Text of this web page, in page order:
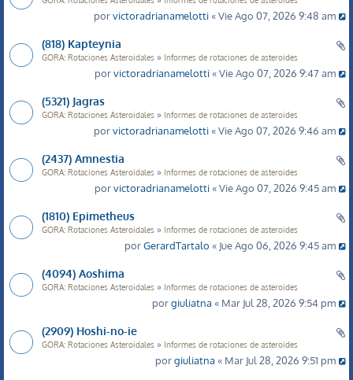
porvictoradrianamelotti« Vie Ago 07, 2026 9:48 am
(818) Kapteynia
GORA: Rotaciones Asteroidales » Informes de rotaciones de asteroides
porvictoradrianamelotti« Vie Ago 07, 2026 9:47 am
(5321) Jagras
GORA: Rotaciones Asteroidales » Informes de rotaciones de asteroides
porvictoradrianamelotti« Vie Ago 07, 2026 9:46 am
(2437) Amnestia
GORA: Rotaciones Asteroidales » Informes de rotaciones de asteroides
porvictoradrianamelotti« Vie Ago 07, 2026 9:45 am
(1810) Epimetheus
GORA: Rotaciones Asteroidales » Informes de rotaciones de asteroides
porGerardTartalo « Jue Ago 06, 2026 9:45 am
(4094) Aoshima
GORA: Rotaciones Asteroidales » Informes de rotaciones de asteroides
porgiuliatna « Mar Jul 28, 2026 9:54 pm
(2909) Hoshi-no-ie
GORA: Rotaciones Asteroidales » Informes de rotaciones de asteroides
porgiuliatna « Mar Jul 28, 2026 9:51 pm